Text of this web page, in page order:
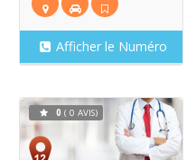
Afficher le Numéro
Voir
0 ( 0 AVIS)